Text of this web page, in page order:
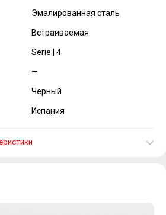
Эмалированная сталь
Встраиваемая
Serie | 4
—
Черный
Испания